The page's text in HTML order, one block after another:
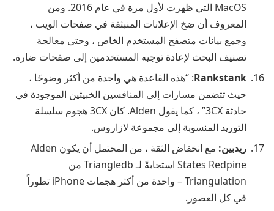
MacOS التي ظهرت لأول مرة في عام 2016. ومن
المعروف أن ضخ الإعلانات المنبثقة في صفحات الويب ،
وجمع بيانات متصفح المستخدم الخاص ، وحتى معالجة
تصنيف البحث لإعادة توجيه المستخدمين إلى صفحات ضارة.
Rankstank: “هذه القاعدة هي واحدة من أكثر وضوحًا ،
حيث تتضمن مسارات إلى المنافسين الخبيثين الموجودة في
حادثة 3CX” ، كما يقول Alden. كان 3CX هجوم سلسلة
التوريد المنسوبة إلى مجموعة لازاروس.
ريدبين:
مع انخفاض الثقة ، من المحتمل أن يكون Alden
States Redpine استجابةً لـ Triangledb من
Triangulation – واحدة من أكثر هجمات iPhone تطوراً
في كل العصور.